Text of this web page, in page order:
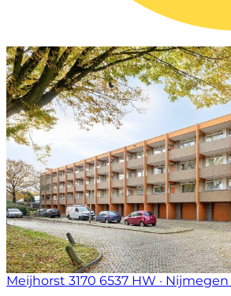
Meijhorst 3170 6537 HW · Nijmegen